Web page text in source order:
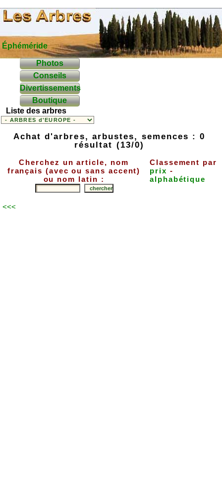
Éphéméride
Photos
Conseils
Divertissements
Boutique
Liste des arbres
Achat d'arbres, arbustes, semences : 0
résultat (13/0)
Cherchez un article, nom
français (avec ou sans accent)
ou nom latin :
Classement par
prix -
alphabétique
<<<